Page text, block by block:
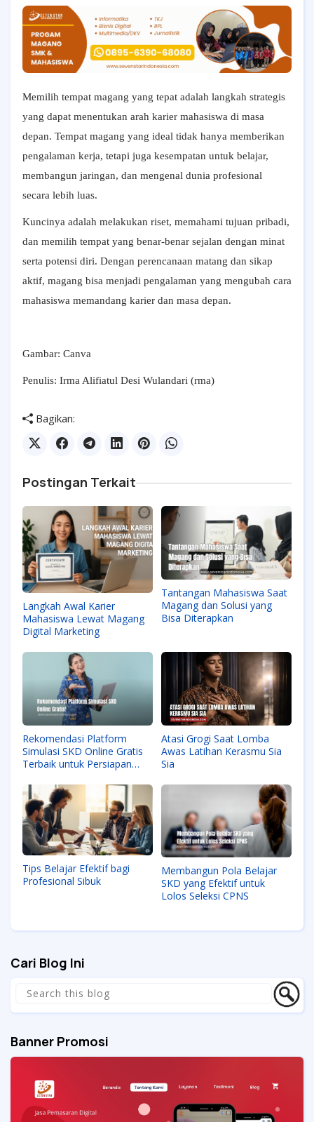
Memilih tempat magang yang tepat adalah langkah strategis
yang dapat menentukan arah karier mahasiswa di masa
depan. Tempat magang yang ideal tidak hanya memberikan
pengalaman kerja, tetapi juga kesempatan untuk belajar,
membangun jaringan, dan mengenal dunia profesional
secara lebih luas.
Kuncinya adalah melakukan riset, memahami tujuan pribadi,
dan memilih tempat yang benar-benar sejalan dengan minat
serta potensi diri. Dengan perencanaan matang dan sikap
aktif, magang bisa menjadi pengalaman yang mengubah cara
mahasiswa memandang karier dan masa depan.
Gambar: Canva
Penulis: Irma Alifiatul Desi Wulandari (rma)
Bagikan:
Postingan Terkait
Langkah Awal Karier
Mahasiswa Lewat Magang
Digital Marketing
Tantangan Mahasiswa Saat
Magang dan Solusi yang
Bisa Diterapkan
Rekomendasi Platform
Simulasi SKD Online Gratis
Terbaik untuk Persiapan
Atasi Grogi Saat Lomba
Awas Latihan Kerasmu Sia
Sia
Tips Belajar Efektif bagi
Profesional Sibuk
Membangun Pola Belajar
SKD yang Efektif untuk
Lolos Seleksi CPNS
Cari Blog Ini
Banner Promosi